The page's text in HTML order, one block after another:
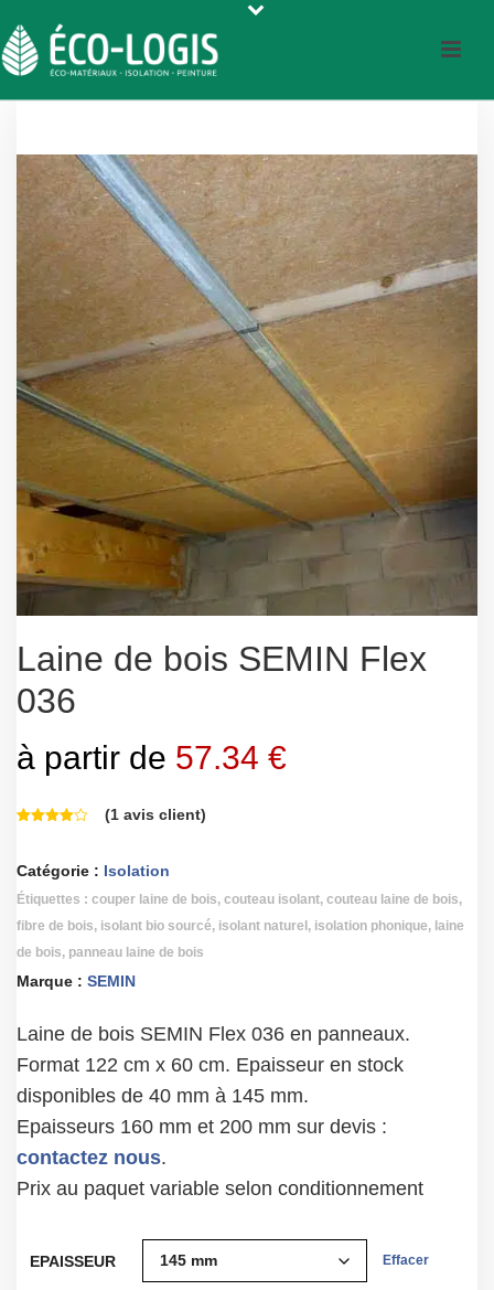
Laine de bois SEMIN Flex
036
à partir de 57.34 €
(1avis client)
Catégorie : Isolation
Étiquettes : couper laine de bois, couteau isolant, couteau laine de bois,
fibre de bois, isolant bio sourcé, isolant naturel, isolation phonique, laine
de bois, panneau laine de bois
Marque : SEMIN
Laine de bois SEMIN Flex 036 en panneaux.
Format 122 cm x 60 cm. Epaisseur en stock
disponibles de 40 mm à 145 mm.
Epaisseurs 160 mm et 200 mm sur devis :
contactez nous.
Prix au paquet variable selon conditionnement
EPAISSEUR Effacer